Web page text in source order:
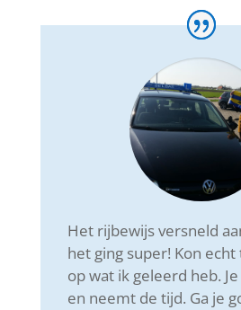
Het rijbewijs versneld
het ging super! Kon
op wat ik geleerd heb.
en neemt de tijd. Ga je